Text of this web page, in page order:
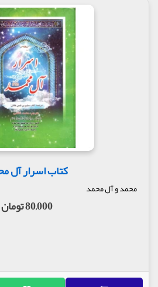
منصوب شدگان از طرف خداوند
اسلامی کنار زده شده‌اند و سفارش
نادیده گرفته شده و بین قرآن و
است. سلیم با مشاهده این
که در درونش بود، در اوان جوانی
در راه حفظ سیره رسول خدا و تاریخ
نحوه جمع‌آوری مطالب
سلیم مخفیانه با اصحاب راستین
کرد. در اولین مرحله ملازمت
خود لازم دانست و خود را به منبع
سپس با اصحاب آن حضرت، به خصوص
مقداد و برخی دیگر ارتباط خصوصی
در مورد سیره پیامبر اکرم(ص) و
حضرت به دقت می‌پرسید و جزئیات
می‌شد. آنان نیز بدون تقیه جواب
مطالب آن‌ها را نوشته و ثبت
سال از عمرش این کتاب را جمع‌آوری و
نکته نمود که نباید در دسترس هر
کتاب اسرار آل
محمد و آل محمد
80,000 تومان